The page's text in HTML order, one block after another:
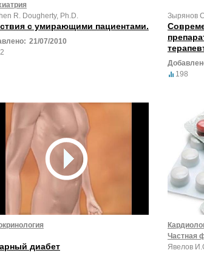
R. Dougherty, Ph.D.
с умирающими пациентами.
21/07/2010
Зырянов
198
диабет
Частная
Явелов